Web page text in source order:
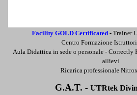
Facility GOLD Certificated - Trainer
Centro Formazione
Aula Didattica in sede o personale -Correctly
allievi
Ricarica professionale
G.A.T. -UTRtek